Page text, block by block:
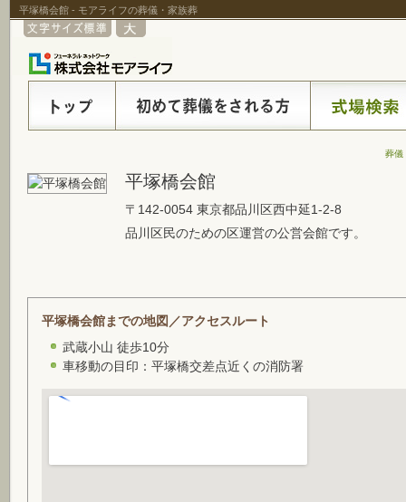
平塚橋会館 - モアライフの葬儀・家族葬
葬儀
平塚橋会館
〒142-0054 東京都品川区西中延1-2-8
品川区民のための区運営の公営会館です。
平塚橋会館までの地図／アクセスルート
武蔵小山 徒歩10分
車移動の目印：平塚橋交差点近くの消防署